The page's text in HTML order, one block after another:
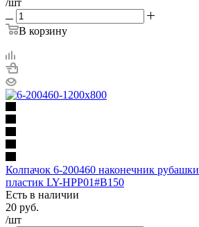
/шт
В корзину
Колпачoк 6-200460 наконечник
пластик LY-HPP01#B150
Есть в наличии
20 руб.
/шт